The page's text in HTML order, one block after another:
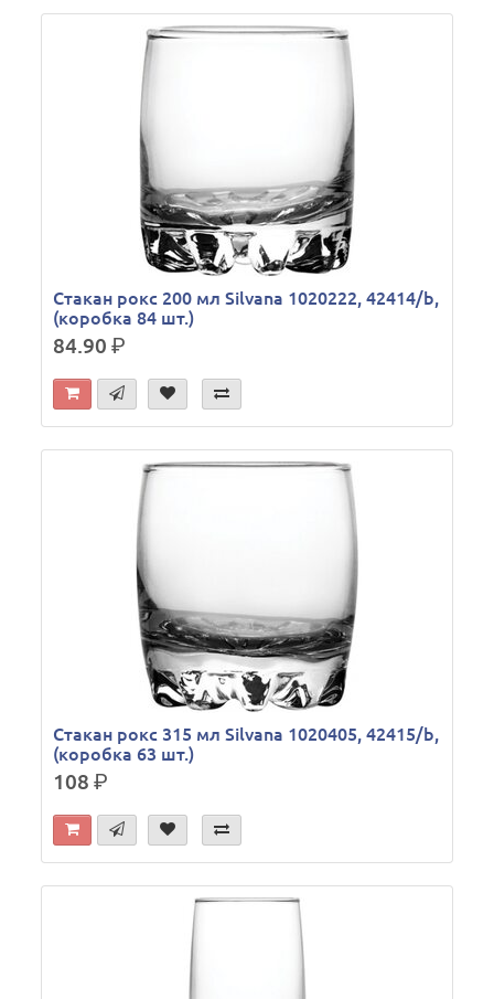
Стакан рокс 200 мл Silvana 1020222, 42414/b,
(коробка 84 шт.)
84.90р.
Стакан рокс 315 мл Silvana 1020405, 42415/b,
(коробка 63 шт.)
108р.